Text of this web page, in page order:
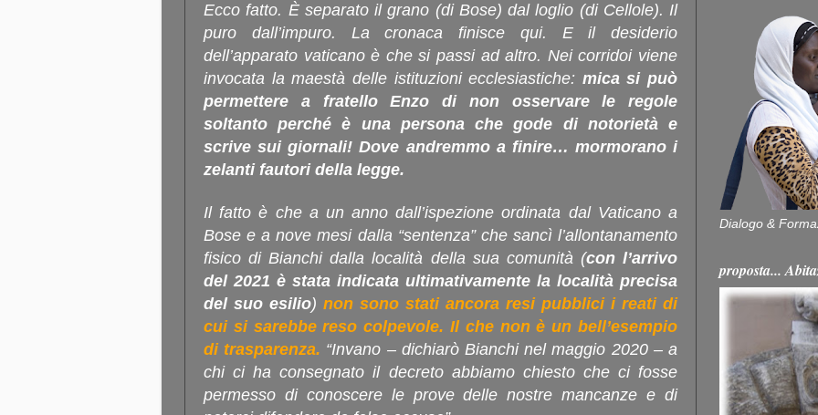
Ecco fatto. È separato il grano (di Bose) dal loglio (di Cellole). Il
puro dall’impuro. La cronaca finisce qui. E il desiderio
dell’apparato vaticano è che si passi ad altro. Nei corridoi viene
invocata la maestà delle istituzioni ecclesiastiche: mica si può
permettere a fratello Enzo di non osservare le regole
soltanto perché è una persona che gode di notorietà e
scrive sui giornali! Dove andremmo a finire… mormorano i
zelanti fautori della legge.
Il fatto è che a un anno dall’ispezione ordinata dal Vaticano a
Bose e a nove mesi dalla “sentenza” che sancì l’allontanamento
fisico di Bianchi dalla località della sua comunità (con l’arrivo
del 2021 è stata indicata ultimativamente la località precisa
del suo esilio) non sono stati ancora resi pubblici i reati di
cui si sarebbe reso colpevole. Il che non è un bell’esempio
di trasparenza. “Invano – dichiarò Bianchi nel maggio 2020 – a
chi ci ha consegnato il decreto abbiamo chiesto che ci fosse
permesso di conoscere le prove delle nostre mancanze e di
Dialogo &
proposta...